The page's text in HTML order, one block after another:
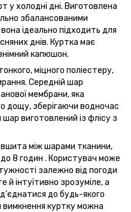
у холодні дні. Виготовлена
збалансованими
ідеально підходить для
днів. Куртка має
капюшон.
міцного поліестеру,
Середній шар
мембрани, яка
дощу, зберігаючи водночас
шар виготовлений із флісу з
вшита між шарами тканини,
8 годин . Користувач може
залежно від погоди
й інтуїтивно зрозуміле, а
до будь-якого
вимкнення куртку можна